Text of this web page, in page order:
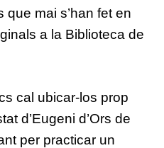
que mai s’han fet en
a la Biblioteca de
cal ubicar-los prop
d’Eugeni d’Ors de
per practicar un